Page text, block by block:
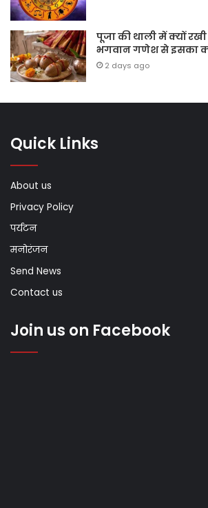
पूजा की थाली में क्यों रखी
भगवान गणेश से इसका
2 days ago
Quick Links
About us
Privacy Policy
पर्यटन
मनोरंजन
Send News
Contact us
Join us on Facebook